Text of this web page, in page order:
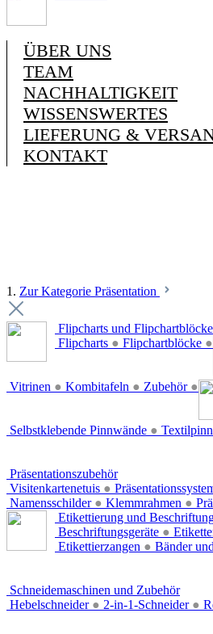
ÜBER UNS
TEAM
NACHHALTIGKEIT
WISSENSWERTES
LIEFERUNG &
KONTAKT
1. Zur Kategorie Präsentation
Flipcharts und Flipchartblöcke
Flipcharts ● Flipchartblöcke ●
Vitrinen ● Kombitafeln ● Zubehör ●
Selbstklebende Pinnwände ●
Präsentationszubehör
Visitenkartenetuis ●
Namensschilder ● Klemmrahmen ●
Etikettierung und
Beschriftungsgeräte ●
Etikettierzangen ● Bänder
Schneidemaschinen und Zubehör
Hebelschneider ● 2-in-1-Schneider ●